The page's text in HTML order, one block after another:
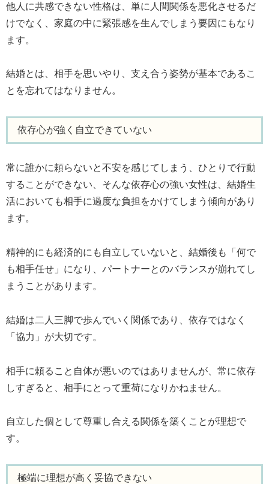
他人に共感できない性格は、単に人間関係を悪化させるだ
けでなく、家庭の中に緊張感を生んでしまう要因にもなり
ます。
結婚とは、相手を思いやり、支え合う姿勢が基本であるこ
とを忘れてはなりません。
依存心が強く自立できていない
常に誰かに頼らないと不安を感じてしまう、ひとりで行動
することができない、そんな依存心の強い女性は、結婚生
活においても相手に過度な負担をかけてしまう傾向があり
ます。
精神的にも経済的にも自立していないと、結婚後も「何で
も相手任せ」になり、パートナーとのバランスが崩れてし
まうことがあります。
結婚は二人三脚で歩んでいく関係であり、依存ではなく
「協力」が大切です。
相手に頼ること自体が悪いのではありませんが、常に依存
しすぎると、相手にとって重荷になりかねません。
自立した個として尊重し合える関係を築くことが理想で
す。
極端に理想が高く妥協できない